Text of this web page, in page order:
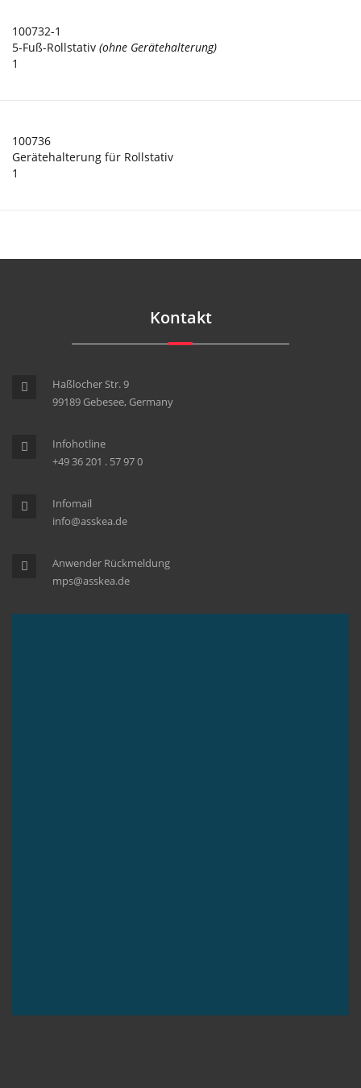
100732-1
5-Fuß-Rollstativ (ohne Gerätehalterung)
1
100736
Gerätehalterung für Rollstativ
1
Kontakt
Haßlocher Str. 9
99189 Gebesee, Germany
Infohotline
+49 36 201 . 57 97 0
Infomail
info@asskea.de
Anwender Rückmeldung
mps@asskea.de